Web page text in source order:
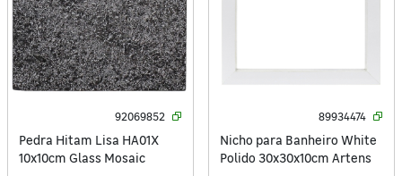
92069852
Pedra Hitam Lisa HA01X
10x10cm Glass Mosaic
89934474
Nicho para Banheiro White
Polido 30x30x10cm Artens